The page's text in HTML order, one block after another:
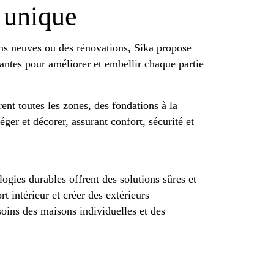
neuves ou des rénovations, Sika propose
pour améliorer et embellir chaque partie
toutes les zones, des fondations à la
et décorer, assurant confort, sécurité et
durables offrent des solutions sûres et
intérieur et créer des extérieurs
des maisons individuelles et des